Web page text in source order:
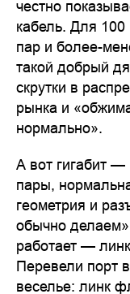
честно
кабель. Для
пар и более-
такой добрый
скрутки в
рынка и
нормально».
А вот гигабит
пары,
геометрия и
обычно
работает —
Перевели порт
веселье: линк